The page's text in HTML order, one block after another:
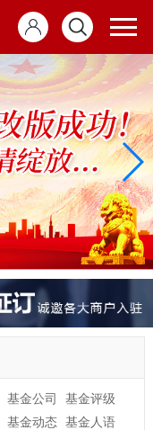
基金公司
基金评级
基金动态
基金人语